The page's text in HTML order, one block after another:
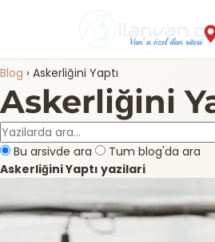
Blog › Askerliğini Yaptı
Askerliğini
Bu arsivde ara
Tum blog'da ara
Askerliğini Yaptı yazilari